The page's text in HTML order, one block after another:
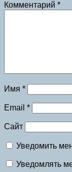
Комментарий *
Имя *
Email *
Сайт
Уведомить
Уведомлять